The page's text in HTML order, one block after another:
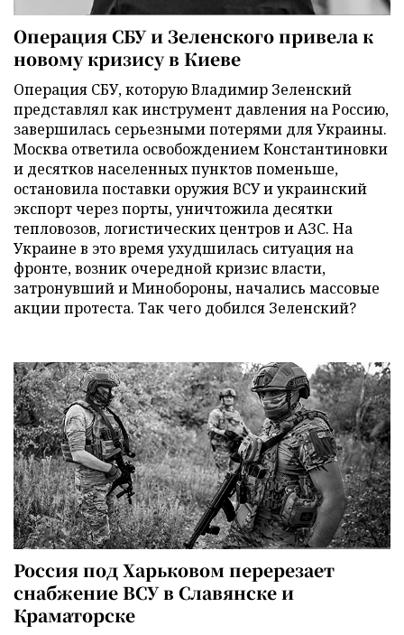
Операция СБУ и Зеленского привела к
новому кризису в Киеве
Операция СБУ, которую Владимир Зеленский
представлял как инструмент давления на Россию,
завершилась серьезными потерями для Украины.
Москва ответила освобождением Константиновки
и десятков населенных пунктов поменьше,
остановила поставки оружия ВСУ и украинский
экспорт через порты, уничтожила десятки
тепловозов, логистических центров и АЗС. На
Украине в это время ухудшилась ситуация на
фронте, возник очередной кризис власти,
затронувший и Минобороны, начались массовые
акции протеста. Так чего добился Зеленский?
Россия под Харьковом перерезает
снабжение ВСУ в Славянске и
Краматорске